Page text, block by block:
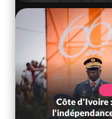
Côte d'Ivoire